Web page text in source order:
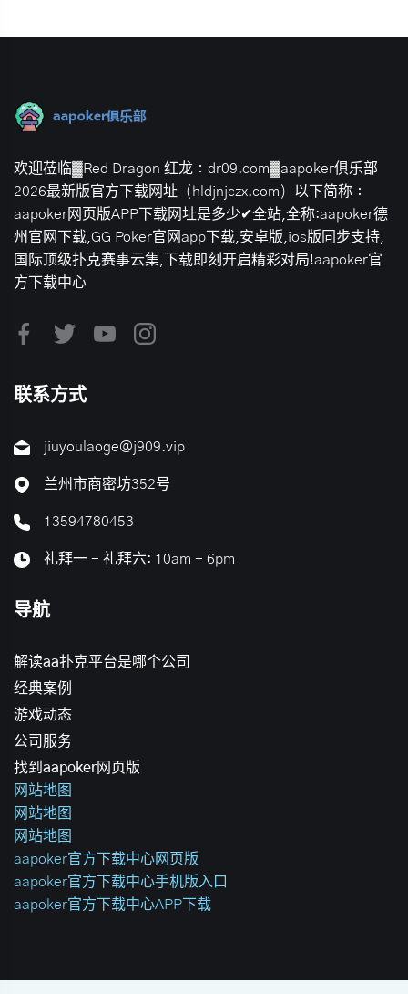
欢迎莅临▓Red Dragon 红龙：dr09.com▓aapoker俱乐部
2026最新版官方下载网址（hldjnjczx.com）以下简称：
aapoker网页版APP下载网址是多少✔全站,全称:aapoker德
州官网下载,GG Poker官网app下载,安卓版,ios版同步支持,
国际顶级扑克赛事云集,下载即刻开启精彩对局!aapoker官
方下载中心
联系方式
jiuyoulaoge@j909.vip
兰州市商密坊352号
13594780453
礼拜一 - 礼拜六: 10am - 6pm
导航
解读aa扑克平台是哪个公司
经典案例
游戏动态
公司服务
找到aapoker网页版
网站地图
网站地图
网站地图
aapoker官方下载中心网页版
aapoker官方下载中心手机版入口
aapoker官方下载中心APP下载